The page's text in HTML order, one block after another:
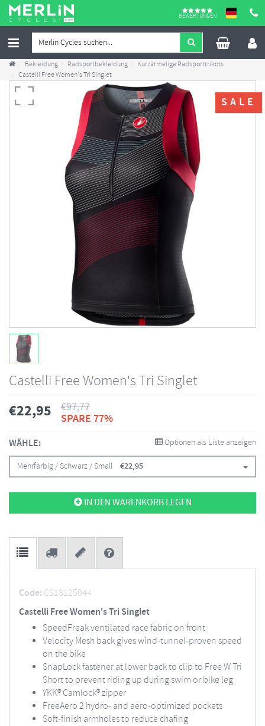
BEWERTUNGEN
Bekleidung Radsportbekleidung
Kurzärmelige Radsporttrikots
Castelli Free Women's Tri Singlet
SALE
Castelli Free Women's Tri Singlet
€22,95 €97,77
SPARE 77%
WÄHLE: Optionen als Liste anzeigen
Mehrfarbig / Schwarz / Small €22,95
IN DEN WARENKORB LEGEN
Code: CS18125044
Castelli Free Women's Tri Singlet
SpeedFreak ventilated race fabric on front
Velocity Mesh back gives wind-tunnel-proven speed
on the bike
SnapLock fastener at lower back to clip to Free W Tri
Short to prevent riding up during swim or bike leg
YKK® Camlock® zipper
FreeAero 2 hydro- and aero-optimized pockets
Soft-finish armholes to reduce chafing